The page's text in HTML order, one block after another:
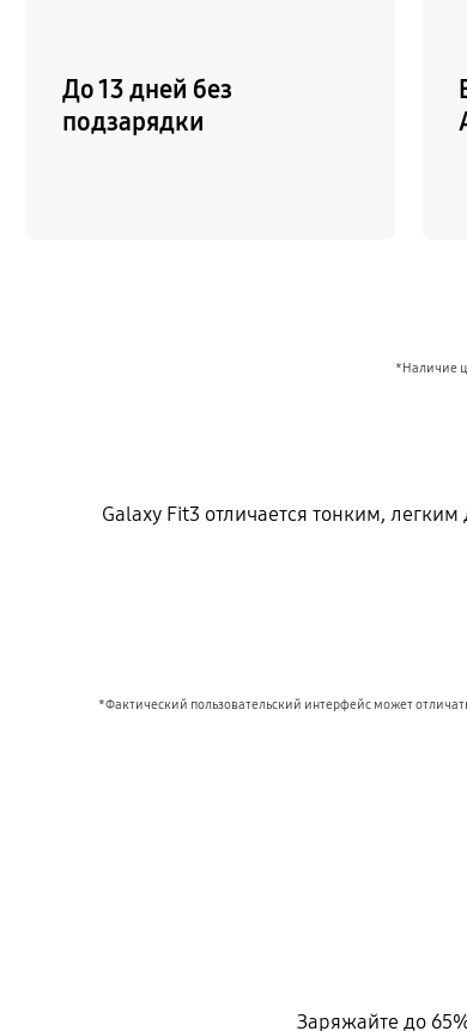
До 13 дней без
подзарядки
*Наличие
Galaxy Fit3 отличается тонким,
*Фактический пользовательский интерфейс может
Заряжайте до